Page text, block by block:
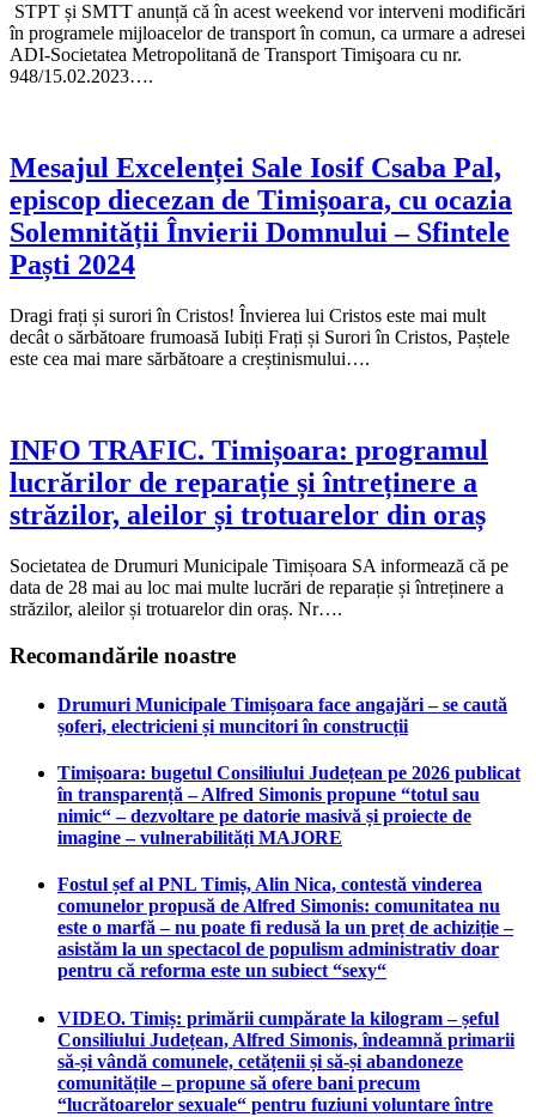
STPT și SMTT anunță că în acest weekend vor interveni modificări
în programele mijloacelor de transport în comun, ca urmare a adresei
ADI-Societatea Metropolitană de Transport Timişoara cu nr.
948/15.02.2023….
Mesajul Excelenței Sale Iosif Csaba Pal,
episcop diecezan de Timișoara, cu ocazia
Solemnității Învierii Domnului – Sfintele
Paști 2024
Dragi frați și surori în Cristos! Învierea lui Cristos este mai mult
decât o sărbătoare frumoasă Iubiți Frați și Surori în Cristos, Paștele
este cea mai mare sărbătoare a creștinismului….
INFO TRAFIC. Timișoara: programul
lucrărilor de reparație și întreținere a
străzilor, aleilor și trotuarelor din oraș
Societatea de Drumuri Municipale Timișoara SA informează că pe
data de 28 mai au loc mai multe lucrări de reparație și întreținere a
străzilor, aleilor și trotuarelor din oraș. Nr….
Recomandările noastre
Drumuri Municipale Timișoara face angajări – se caută
șoferi, electricieni și muncitori în construcții
Timișoara: bugetul Consiliului Județean pe 2026 publicat
în transparență – Alfred Simonis propune “totul sau
nimic“ – dezvoltare pe datorie masivă și proiecte de
imagine – vulnerabilități MAJORE
Fostul șef al PNL Timiș, Alin Nica, contestă vinderea
comunelor propusă de Alfred Simonis: comunitatea nu
este o marfă – nu poate fi redusă la un preț de achiziție –
asistăm la un spectacol de populism administrativ doar
pentru că reforma este un subiect “sexy“
VIDEO. Timiș: primării cumpărate la kilogram – șeful
Consiliului Județean, Alfred Simonis, îndeamnă primarii
să-și vândă comunele, cetățenii și să-și abandoneze
comunitățile – propune să ofere bani precum
“lucrătoarelor sexuale“ pentru fuziuni voluntare între